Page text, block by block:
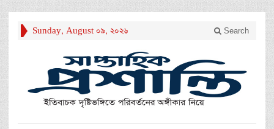
Sunday, August 09, 2026 Search